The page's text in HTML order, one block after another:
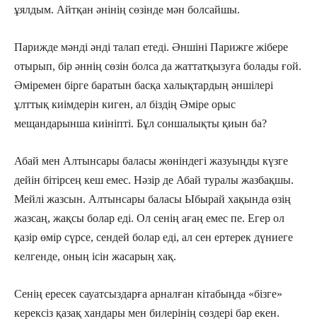
ұялдым. Айтқан әнінің сөзінде мән болсайшы.
Парижде мәнді әнді талап етеді. Әншіні Парижге жібере
отырып, бір әннің сөзін болса да жаттатқызуға болады ғой.
Әміремен бірге баратын басқа халықтардың әншілері
ұлттық киімдерін киген, ал біздің Әміре орыс
мещандарынша киініпті. Бұл соншалықты қиын ба?
Абай мен Алтынсары баласы жөніндегі жазуыңды күзге
дейін бітірсең кеш емес. Нәзір де Абай туралы жазбақшы.
Мейлі жазсын. Алтынсары баласы Ыбырай хақында өзің
жазсаң, жақсы болар еді. Ол сенің ағаң емес пе. Егер ол
қазір өмір сүрсе, сендей болар еді, ал сен ертерек дүниеге
келгенде, оның ісін жасарың хақ.
Сенің ересек сауатсыздарға арналған кітабыңда «бізге»
керексіз қазақ хандары мен билерінің сөздері бар екен.